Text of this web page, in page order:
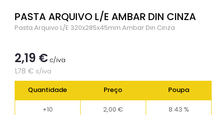
PASTA ARQUIVO L/E AMBAR DIN CINZA
Pasta Arquivo L/E 320x285x45mm Ambar Din Cinza
2,19 € c/iva
1,78 € s/iva
Quantidade
Preço Poupa
+10 2,00 € 8.43 %